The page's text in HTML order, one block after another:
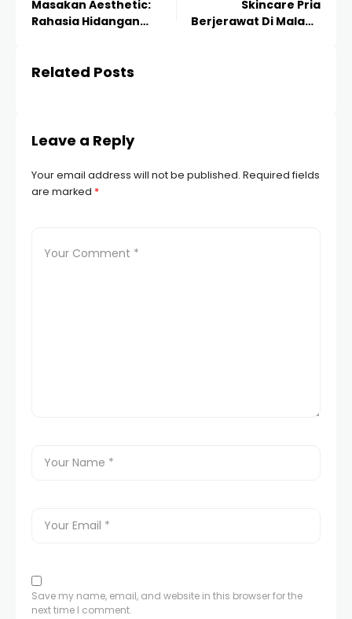
Masakan Aesthetic:
Rahasia Hidangan
Skincare Pria
Berjerawat Di Malang
Related Posts
Leave a Reply
Your email address will not be published. Required fields
are marked *
Save my name, email, and website in this browser for the
next time I comment.